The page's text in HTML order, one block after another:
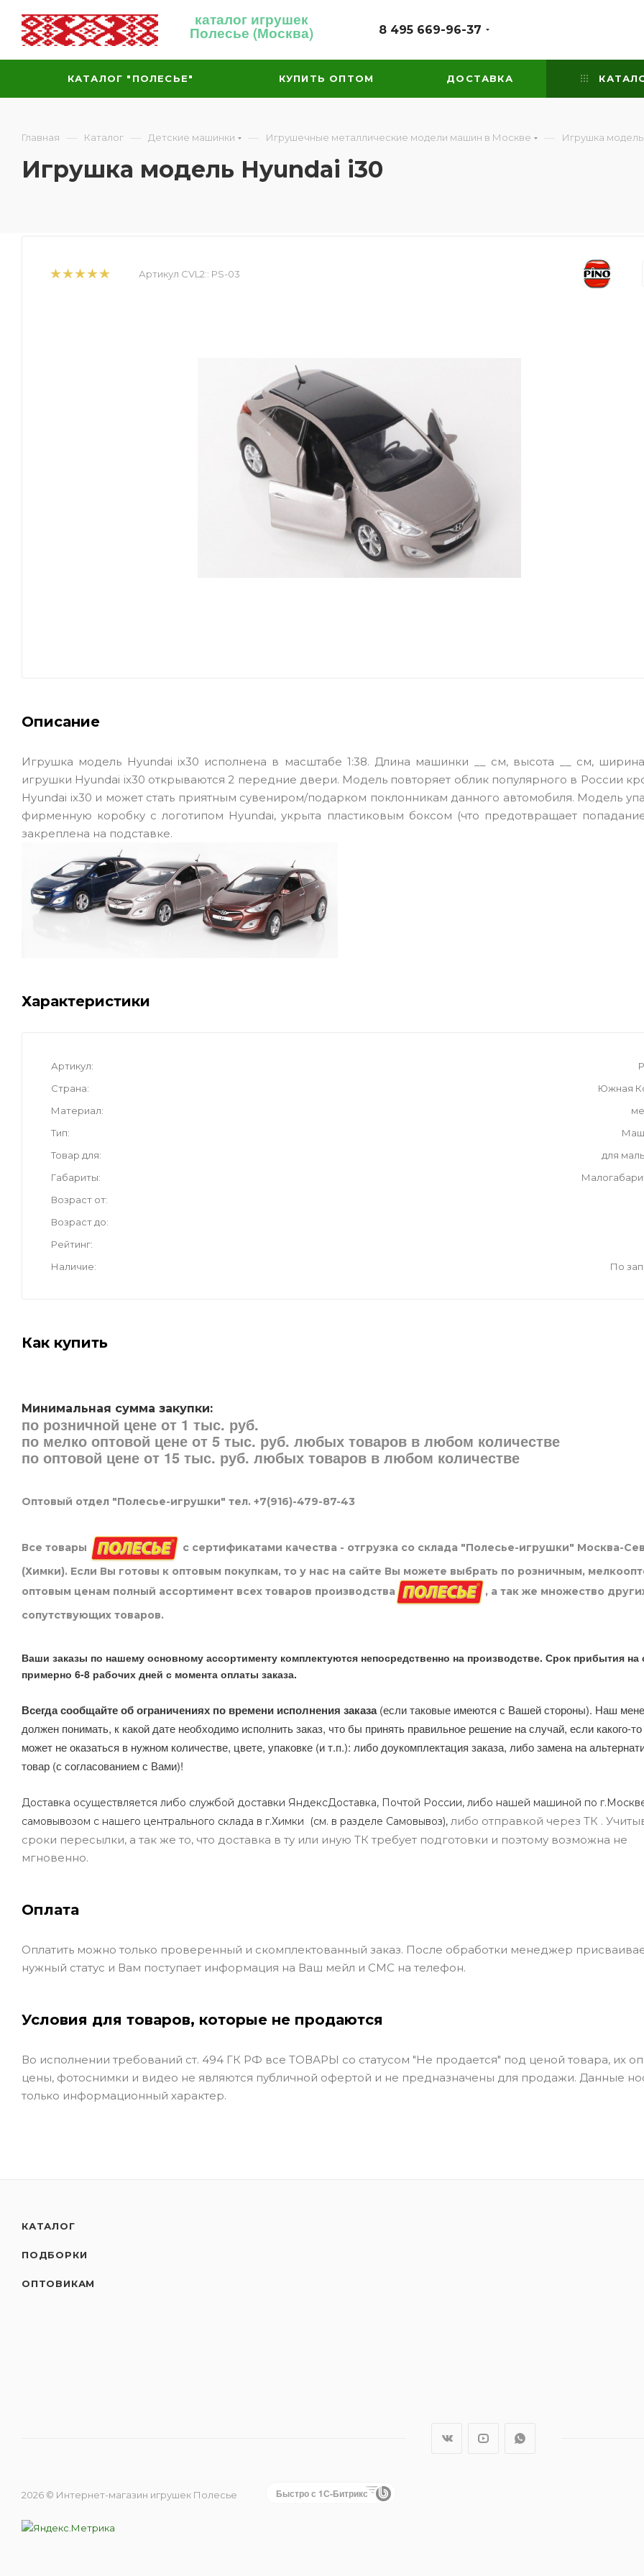
каталог игрушек
Полесье (Москва) 8 495 669-96-37
КАТАЛОГ "ПОЛЕСЬЕ" КУПИТЬ ОПТОМ ДОСТАВКА
Главная — Каталог — Детские машинки — Игрушечные металлические модели машин в Москве — Игрушка
Игрушка модель Hyundai i30
Артикул CVL2:: PS-03
Описание
Игрушка модель Hyundai ix30 исполнена в масштабе 1:38. Длина машинки __ см, высота __ см,
игрушки Hyundai ix30 открываются 2 передние двери. Модель повторяет облик популярного в России
Hyundai ix30 и может стать приятным сувениром/подарком поклонникам данного автомобиля. Модель
фирменную коробку с логотипом Hyundai, укрыта пластиковым боксом (что предотвращает
закреплена на подставке.
Характеристики
Артикул
Страна
Южная
Материал
Тип
Товар для
для
Габариты
Возраст от
Возраст до
Рейтинг
Наличие
По
Как купить
Минимальная сумма закупки:
по розничной цене от 1 тыс. руб.
по мелко оптовой цене от 5 тыс. руб. любых товаров в любом количестве
по оптовой цене от 15 тыс. руб. любых товаров в любом количестве
Оптовый отдел "Полесье-игрушки" тел. +7(916)-479-87-43
Все товары
с сертификатами качества - отгрузка со склада "Полесье-игрушки" Москва-
(Химки). Если Вы готовы к оптовым покупкам, то у нас на сайте Вы можете выбрать по розничным,
оптовым ценам полный ассортимент всех товаров производства
, а так же множество
сопутствующих товаров.
Ваши заказы по нашему основному ассортименту комплектуются непосредственно на производстве. Срок прибытия на
примерно 6-8 рабочих дней с момента оплаты заказа.
Всегда сообщайте об ограничениях по времени исполнения заказа(если таковые имеются с Вашей стороны). Наш
должен понимать, к какой дате необходимо исполнить заказ, что бы принять правильное решение на случай, если какого-
может не оказаться в нужном количестве, цвете, упаковке (и т.п.): либо доукомплектация заказа, либо замена на
товар (с согласованием с Вами)!
Доставка осуществляется либо службой доставки ЯндексДоставка, Почтой России, либо нашей машиной по
самовывозом с нашего центрального склада в г.Химки (см. в разделе Самовывоз), либо отправкой через ТК .
сроки пересылки, а так же то, что доставка в ту или иную ТК требует подготовки и поэтому возможна не
мгновенно.
Оплата
Оплатить можно только проверенный и скомплектованный заказ. После обработки менеджер
нужный статус и Вам поступает информация на Ваш мейл и СМС на телефон.
Условия для товаров, которые не продаются
Во исполнении требований ст. 494 ГК РФ все ТОВАРЫ со статусом "Не продается" под ценой товара, их
цены, фотоснимки и видео не являются публичной офертой и не предназначены для продажи. Данные
только информационный характер.
КАТАЛОГ
ПОДБОРКИ
ОПТОВИКАМ
2026 © Интернет-магазин игрушек Полесье Быстро с 1С-Битрикс